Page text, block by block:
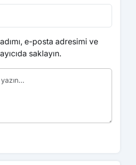
e-posta adresimi ve
saklayın.